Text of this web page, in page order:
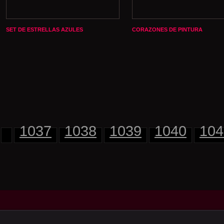
SET DE ESTRELLAS AZULES CORAZONES DE PINTURA
1037 1038 1039 1040